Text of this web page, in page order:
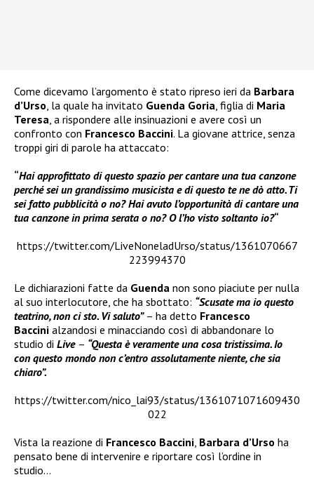
Come dicevamo l’argomento è stato ripreso ieri da Barbara
d’Urso, la quale ha invitato Guenda Goria, figlia di Maria
Teresa, a rispondere alle insinuazioni e avere così un
confronto con Francesco Baccini. La giovane attrice, senza
troppi giri di parole ha attaccato:
“Hai approfittato di questo spazio per cantare una tua canzone
perché sei un grandissimo musicista e di questo te ne dò atto. Ti
sei fatto pubblicità o no? Hai avuto l’opportunità di cantare una
tua canzone in prima serata o no? O l’ho visto soltanto io?“
https://twitter.com/LiveNoneladUrso/status/1361070667
223994370
Le dichiarazioni fatte da Guenda non sono piaciute per nulla
al suo interlocutore, che ha sbottato: “Scusate ma io questo
teatrino, non ci sto. Vi saluto”– ha detto Francesco
Baccini alzandosi e minacciando così di abbandonare lo
studio di Live – “Questa è veramente una cosa tristissima. Io
con questo mondo non c’entro assolutamente niente, che sia
chiaro”.
https://twitter.com/nico_lai93/status/1361071071609430
022
Vista la reazione di Francesco Baccini, Barbara d’Urso ha
pensato bene di intervenire e riportare così l’ordine in
studio…